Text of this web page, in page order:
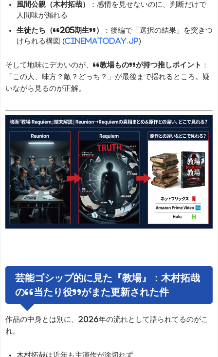
風間公親（木村拓哉）
：感情を見せないのに、判断だけで
人間味が漏れる
生徒たち（“205期生”）
：後編で「選択の結果」を突きつ
けられる構図 (cinematoday.jp)
そして地味にデカいのが、 “教場もの”が持つ推しポイント ：
「この人、味方？敵？どっち？」が最後まで揺れるところ。疑
いながら見るのが正解。
芸能ゴシップ的に見た『教場』：木村拓哉
の“当たり役”がまた更新された件
作品の中身とは別に、2026年の流れとして語られてるのがこ
れ。
木村拓哉は近年も主演作が途切れず